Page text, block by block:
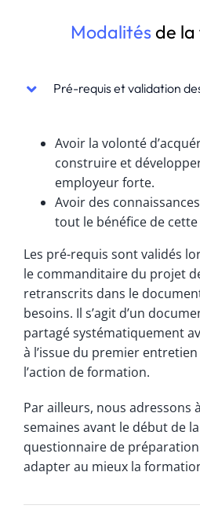
Modalités de
Pré-requis et validation
Avoir la volonté
construire et
employeur forte.
Avoir des
tout le bénéfice de
Les pré-requis sont validés
le commanditaire du projet
retranscrits dans le
besoins. Il s’agit d’un
partagé systématiquement
à l’issue du premier
l’action de formation.
Par ailleurs, nous adressons
semaines avant le début de
questionnaire de
adapter au mieux la